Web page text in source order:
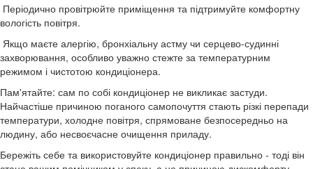
Періодично провітрюйте приміщення та підтримуйте комфортну
вологість повітря.
Якщо маєте алергію, бронхіальну астму чи серцево-судинні
захворювання, особливо уважно стежте за температурним
режимом і чистотою кондиціонера.
Пам'ятайте: сам по собі кондиціонер не викликає застуди.
Найчастіше причиною поганого самопочуття стають різкі перепади
температури, холодне повітря, спрямоване безпосередньо на
людину, або несвоєчасне очищення приладу.
Бережіть себе та використовуйте кондиціонер правильно - тоді він